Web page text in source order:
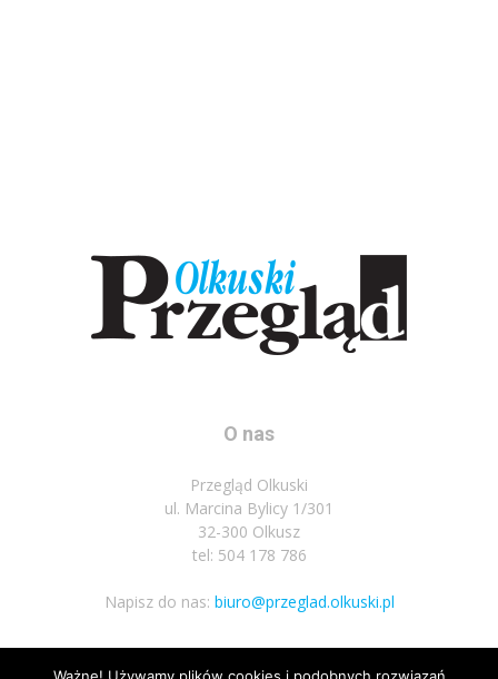
O nas
Przegląd Olkuski
ul. Marcina Bylicy 1/301
32-300 Olkusz
tel: 504 178 786
Napisz do nas: biuro@przeglad.olkuski.pl